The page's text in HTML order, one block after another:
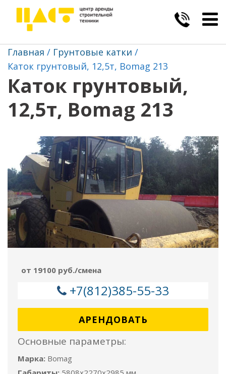
Главная
Грунтовые катки
Каток грунтовый, 12,5т, Bomag 213
Каток грунтовый,
12,5т, Bomag 213
от 19100 руб./смена
+7(812)385-55-33
АРЕНДОВАТЬ
Основные параметры:
Марка: Bomag